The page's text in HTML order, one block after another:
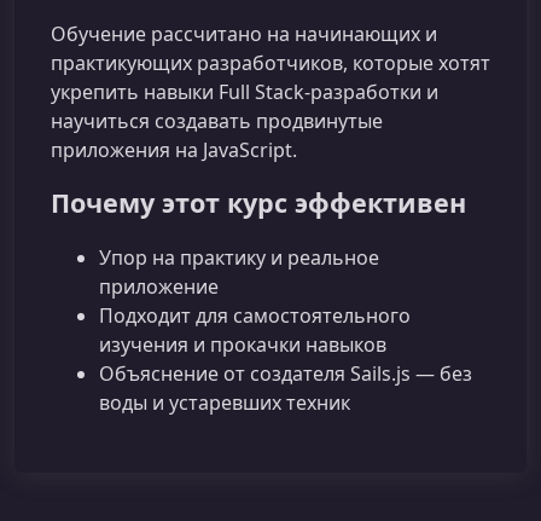
Обучение рассчитано на начинающих и
практикующих разработчиков, которые хотят
укрепить навыки Full Stack‑разработки и
научиться создавать продвинутые
приложения на JavaScript.
Почему этот курс эффективен
Упор на практику и реальное
приложение
Подходит для самостоятельного
изучения и прокачки навыков
Объяснение от создателя Sails.js — без
воды и устаревших техник